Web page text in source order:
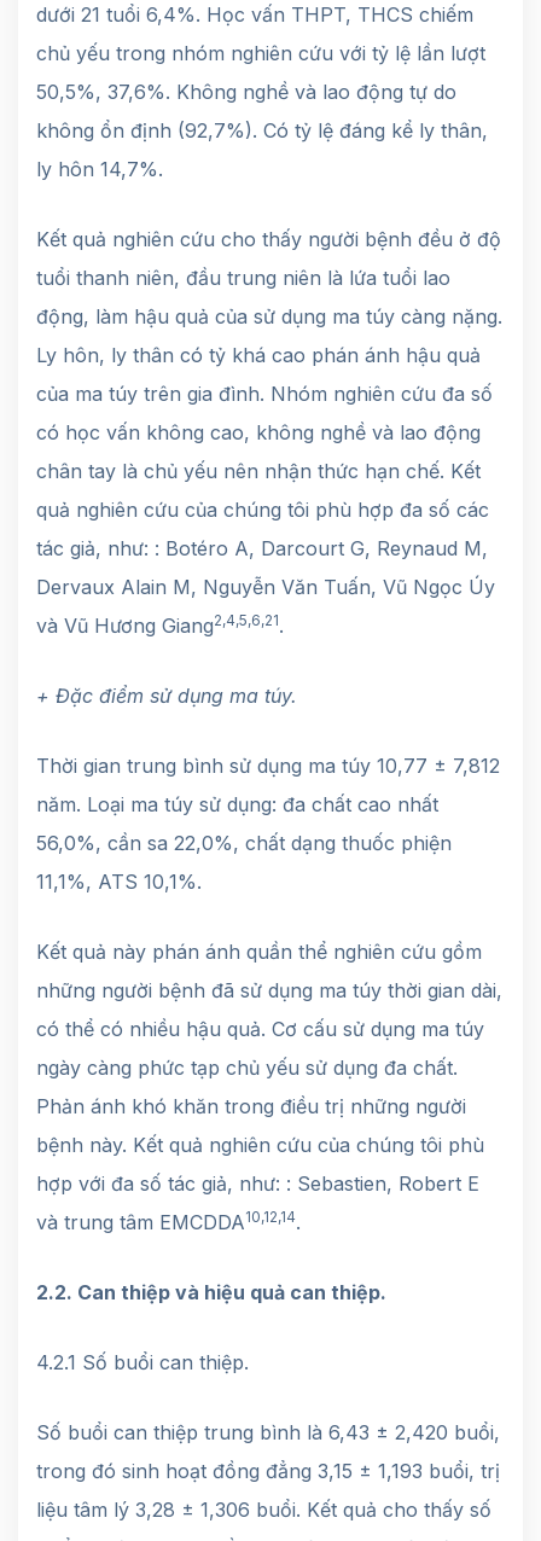
dưới 21 tuổi 6,4%. Học vấn THPT, THCS chiếm
chủ yếu trong nhóm nghiên cứu với tỷ lệ lần lượt
50,5%, 37,6%. Không nghề và lao động tự do
không ổn định (92,7%). Có tỷ lệ đáng kể ly thân,
ly hôn 14,7%.
Kết quả nghiên cứu cho thấy người bệnh đều ở độ
tuổi thanh niên, đầu trung niên là lứa tuổi lao
động, làm hậu quả của sử dụng ma túy càng nặng.
Ly hôn, ly thân có tỷ khá cao phán ánh hậu quả
của ma túy trên gia đình. Nhóm nghiên cứu đa số
có học vấn không cao, không nghề và lao động
chân tay là chủ yếu nên nhận thức hạn chế. Kết
quả nghiên cứu của chúng tôi phù hợp đa số các
tác giả, như: : Botéro A, Darcourt G, Reynaud M,
Dervaux Alain M, Nguyễn Văn Tuấn, Vũ Ngọc Úy
và Vũ Hương Giang2,4,5,6,21.
+ Đặc điểm sử dụng ma túy.
Thời gian trung bình sử dụng ma túy 10,77 ± 7,812
năm. Loại ma túy sử dụng: đa chất cao nhất
56,0%, cần sa 22,0%, chất dạng thuốc phiện
11,1%, ATS 10,1%.
Kết quả này phán ánh quần thể nghiên cứu gồm
những người bệnh đã sử dụng ma túy thời gian dài,
có thể có nhiều hậu quả. Cơ cấu sử dụng ma túy
ngày càng phức tạp chủ yếu sử dụng đa chất.
Phản ánh khó khăn trong điều trị những người
bệnh này. Kết quả nghiên cứu của chúng tôi phù
hợp với đa số tác giả, như: : Sebastien, Robert E
và trung tâm EMCDDA10,12,14.
2.2. Can thiệp và hiệu quả can thiệp.
4.2.1 Số buổi can thiệp.
Số buổi can thiệp trung bình là 6,43 ± 2,420 buổi,
trong đó sinh hoạt đồng đẳng 3,15 ± 1,193 buổi, trị
liệu tâm lý 3,28 ± 1,306 buổi. Kết quả cho thấy số